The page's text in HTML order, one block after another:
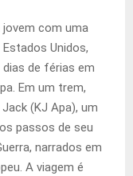
jovem com uma
Unidos,
de férias em
Em um trem,
(KJ Apa), um
passos de seu
narrados em
A viagem é